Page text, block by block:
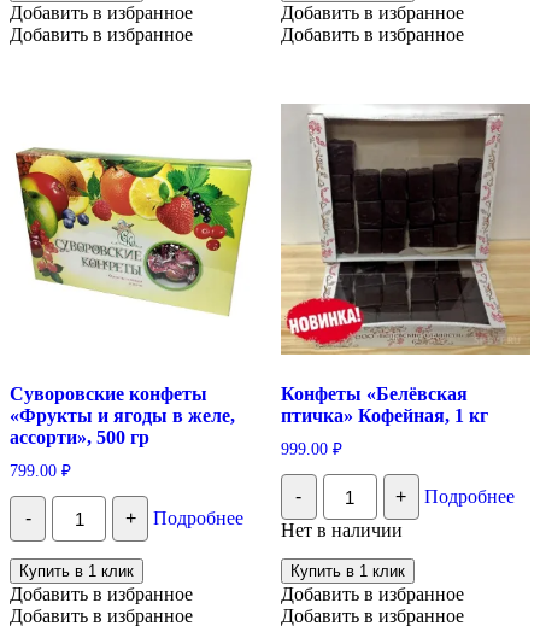
в
желе,
Добавить в избранное
Добавить в избранное
ванили,
1
Добавить в избранное
Добавить в избранное
Суворовские конфеты
«Фрукты и ягоды в желе,
ассорти», 500 гр
799.00 ₽
-
Количество
Суворовские
конфеты
"Фрукты
и
ягоды
в
+ Подробнее
Купить в 1 клик
Добавить в избранное
Добавить в избранное
Конфеты «Белёвская
птичка» Кофейная, 1 кг
999.00 ₽
-
Количество
Конфеты
«Белёвская
птичка»
Кофейная,
1
кг
+
Подробнее
Нет в наличии
Купить в 1 клик
Добавить в избранное
Добавить в избранное